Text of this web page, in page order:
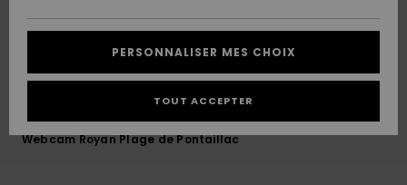
Découvrir
Découvrir
AIDE &
CONTACT
Démarrez
pour obtenir
COLLECTION
Webcam Royan Plage de Pontaillac
PERSONNALISER MES CHOIX
TOUT ACCEPTER